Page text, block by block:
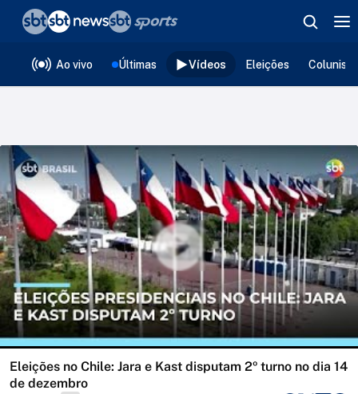
Ao vivo Últimas Vídeos Eleições
Eleições no Chile: Jara e Kast disputam 2º turno no dia 14
de dezembro
❮voltar
Editorias